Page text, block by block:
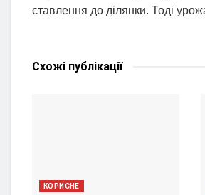
ставлення до ділянки. Тоді
Схожі публікації
КОРИСНЕ